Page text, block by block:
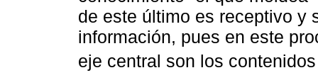
de este último es receptivo y
información, pues en este
eje central son los